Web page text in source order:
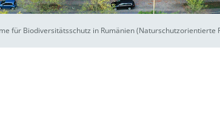
für Biodiversitätsschutz in Rumänien (Naturschutzorientierte